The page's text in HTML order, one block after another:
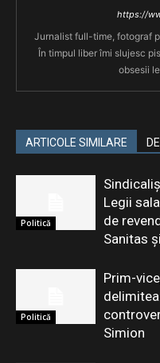
https://
Jurnalist full-time, fotograf
În timpul liber îmi slujesc
obsesii
ARTICOLE SIMILARE
Politică
Legii
de
Sanitas
Politică
Prim-
Simion